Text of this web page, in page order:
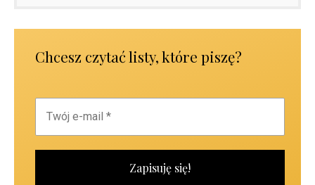
Chcesz czytać listy, które piszę?